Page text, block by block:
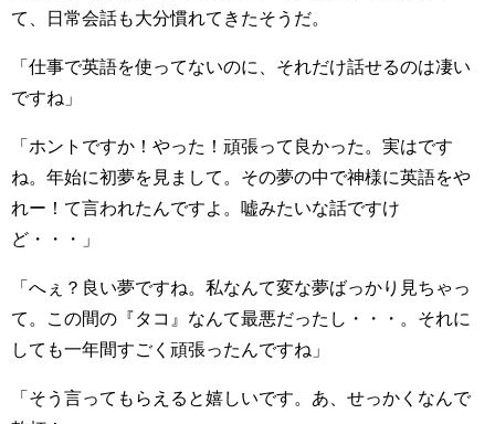
て、日常会話も大分慣れてきたそうだ。
「仕事で英語を使ってないのに、それだけ話せるのは凄い
ですね」
「ホントですか！やった！頑張って良かった。実はです
ね。年始に初夢を見まして。その夢の中で神様に英語をや
れー！て言われたんですよ。嘘みたいな話ですけ
ど・・・」
「へぇ？良い夢ですね。私なんて変な夢ばっかり見ちゃっ
て。この間の『タコ』なんて最悪だったし・・・。それに
しても一年間すごく頑張ったんですね」
「そう言ってもらえると嬉しいです。あ、せっかくなんで